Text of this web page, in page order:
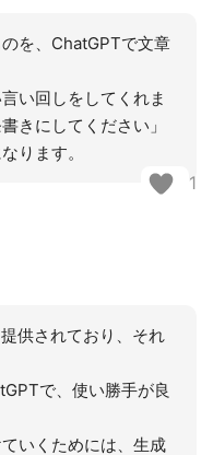
を、ChatGPTで文章
い回しをしてくれま
きにしてください」
ります。
1
供されており、それ
で、使い勝手が良
いくためには、生成